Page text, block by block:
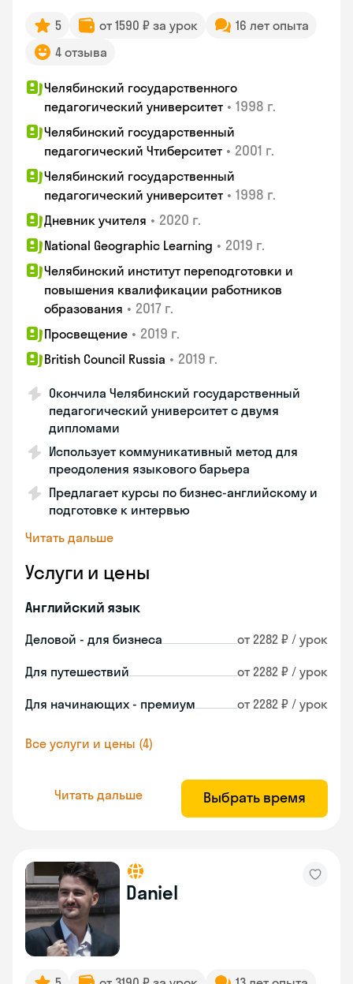
5 от 1590 ₽ за урок
16 лет опыта
4 отзыва
Челябинский государственного
педагогический университет • 1998 г.
Челябинский государственный
педагогический Чтиберситет • 2001 г.
Челябинский государственный
педагогический университет • 1998 г.
Дневник учителя • 2020 г.
National Geographic Learning • 2019 г.
Челябинский институт переподготовки и
повышения квалификации работников
образования • 2017 г.
Просвещение • 2019 г.
British Council Russia • 2019 г.
Окончила Челябинский государственный
педагогический университет с двумя
дипломами
Использует коммуникативный метод для
преодоления языкового барьера
Предлагает курсы по бизнес-английскому и
подготовке к интервью
Читать дальше
Услуги и цены
Английский язык
Деловой - для бизнеса от 2282 ₽ / урок
Для путешествий от 2282 ₽ / урок
Для начинающих - премиум от 2282 ₽ / урок
Все услуги и цены (4)
Читать дальше Выбрать время
Daniel